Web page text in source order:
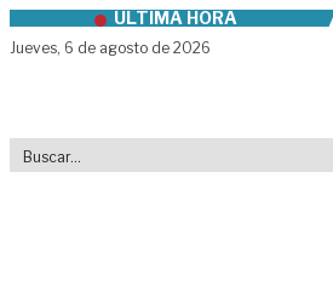
Skip to contentÚLTIMA HORA
Jueves, 6 de agosto de 2026